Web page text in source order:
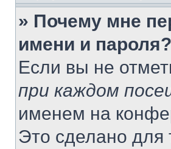
» Почему мне
имени и пароля?
Если вы не
при каждом
именем на
Это сделано для